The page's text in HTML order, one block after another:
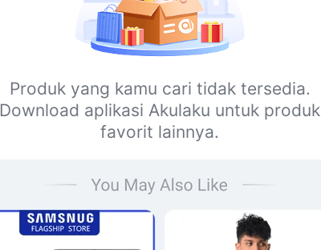
Produk yang kamu cari tidak tersedia.
Download aplikasi Akulaku untuk produk
favorit lainnya.